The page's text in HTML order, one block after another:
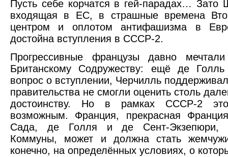
Пусть себе корчатся в гей-парадах…
входящая в ЕС, в страшные времена
центром и оплотом антифашизма в
достойна вступления в СССР-2.
Прогрессивные французы давно
Британскому Содружеству: ещё де
вопрос о вступлении, Черчилль
правительства не смогли оценить столь
достоинству. Но в рамках СССР-2 это
возможным. Франция, прекрасная
Сада, де Голля и де Сент-Экзепюри,
Коммуны, может и должна стать
конечно, на определённых условиях, о